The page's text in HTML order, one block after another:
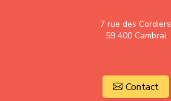
7 rue des Cordiers
59 400 Cambrai
Contact